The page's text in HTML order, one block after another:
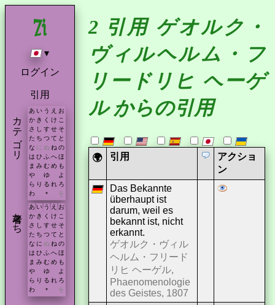
▾
ログイン
引用
カテゴリ あ い う え お
か き く け こ
さ し す せ そ
た ち つ て と
な に ぬ ね の
は ひ ふ へ ほ
ま み む め も
や
ゆ
よ
ら り る れ ろ
わ
* を
著者たち あ い う え お
か き く け こ
さ
し す せ そ
た ち つ て と
な に ぬ ね の
は ひ ふ へ ほ
ま み む め も
や
ゆ
よ
ら り る れ ろ
わ
* を
2 引用 ゲオルク・
ヴィルヘルム・フ
リードリヒ ヘーゲ
ル からの引用
🌍 引用
アクショ
ン
Das Bekannte
überhaupt ist
darum, weil es
bekannt ist, nicht
erkannt.
ゲオルク・ヴィル
ヘルム・フリード
リヒ ヘーゲル,
Phaenomenologie
des Geistes, 1807